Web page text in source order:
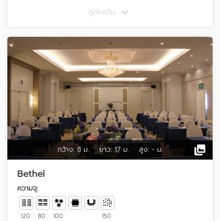
ดูเพิ่มเติม
กว้าง: 8 ม. ยาว: 17 ม. สูง: - ม.
Bethel
ความจุ:
120 80 100 150